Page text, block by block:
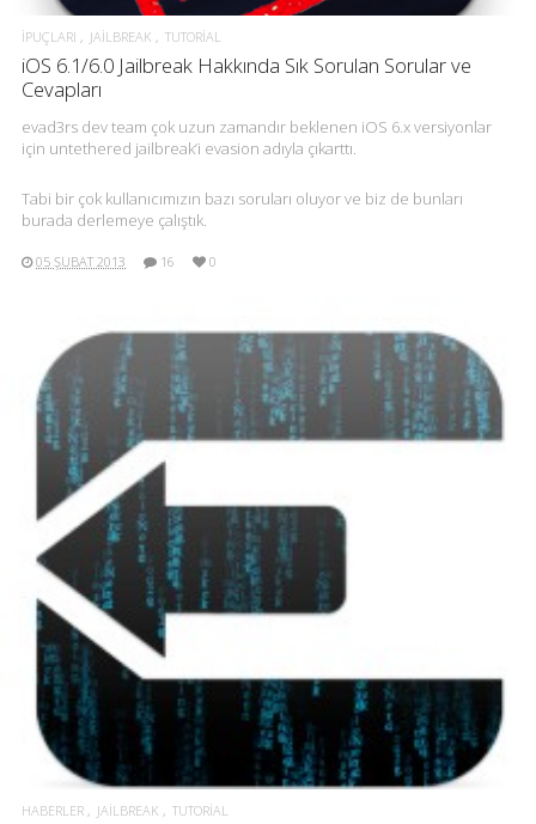
İPUÇLARI JAILBREAK TUTORIAL
iOS 6.1/6.0 Jailbreak Hakkında Sık Sorulan Sorular ve
Cevapları
evad3rs dev team çok uzun zamandır beklenen iOS 6.x versiyonlar
için untethered jailbreak’i evasion adıyla çıkarttı.
Tabi bir çok kullanıcımızın bazı soruları oluyor ve biz de bunları
burada derlemeye çalıştık.
05 ŞUBAT 2013 16 0
HABERLER JAILBREAK TUTORIAL